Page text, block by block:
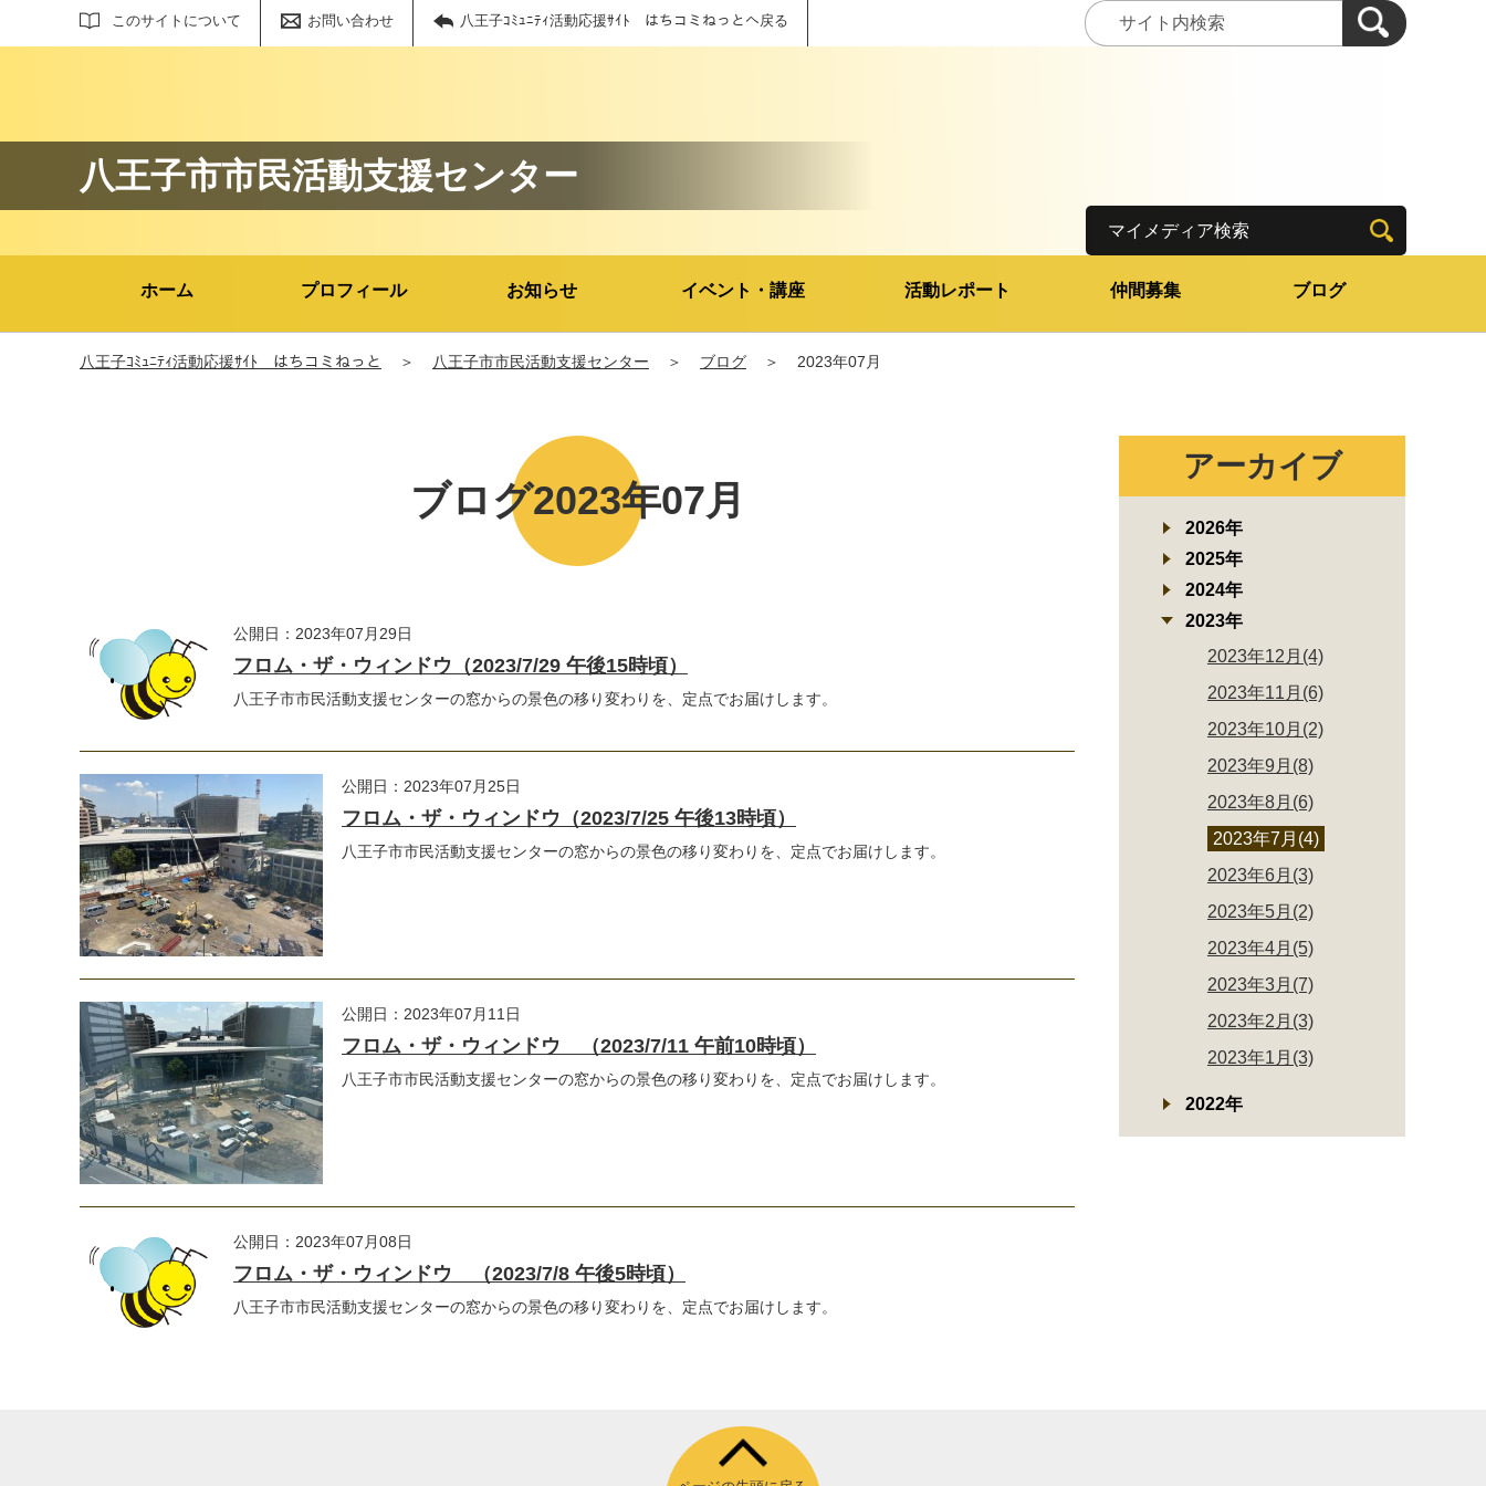
このサイトについて お問い合わせ 八王子ｺﾐｭﾆﾃｨ活動応援ｻｲﾄ はちコミねっとへ戻る
サイト内検索
八王子市市民活動支援センター
ホーム プロフィール お知らせ イベント・講座 活動レポート 仲間募集 ブログ
マイメディア検索
八王子ｺﾐｭﾆﾃｨ活動応援ｻｲﾄ はちコミねっと ＞ 八王子市市民活動支援センター ＞ ブログ ＞ 2023年07月
ブログ2023年07月
公開日：2023年07月29日
フロム・ザ・ウィンドウ（2023/7/29 午後15時頃）
八王子市市民活動支援センターの窓からの景色の移り変わりを、定点でお届けします。
公開日：2023年07月25日
フロム・ザ・ウィンドウ（2023/7/25 午後13時頃）
八王子市市民活動支援センターの窓からの景色の移り変わりを、定点でお届けします。
公開日：2023年07月11日
フロム・ザ・ウィンドウ （2023/7/11 午前10時頃）
八王子市市民活動支援センターの窓からの景色の移り変わりを、定点でお届けします。
公開日：2023年07月08日
フロム・ザ・ウィンドウ （2023/7/8 午後5時頃）
八王子市市民活動支援センターの窓からの景色の移り変わりを、定点でお届けします。
アーカイブ
2026年
2025年
2024年
2023年
2023年12月(4)
2023年11月(6)
2023年10月(2)
2023年9月(8)
2023年8月(6)
2023年7月(4)
2023年6月(3)
2023年5月(2)
2023年4月(5)
2023年3月(7)
2023年2月(3)
2023年1月(3)
2022年